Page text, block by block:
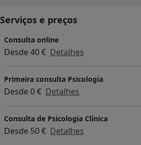
Serviços e preços
Consulta online
Desde 40 € Detalhes
Primeira consulta Psicologia
Desde 0 € Detalhes
Consulta de Psicologia Clínica
Desde 50 € Detalhes